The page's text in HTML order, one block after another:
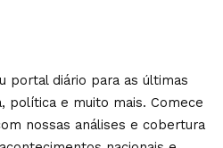
portal diário para as últimas
política e muito mais. Comece
nossas análises e cobertura